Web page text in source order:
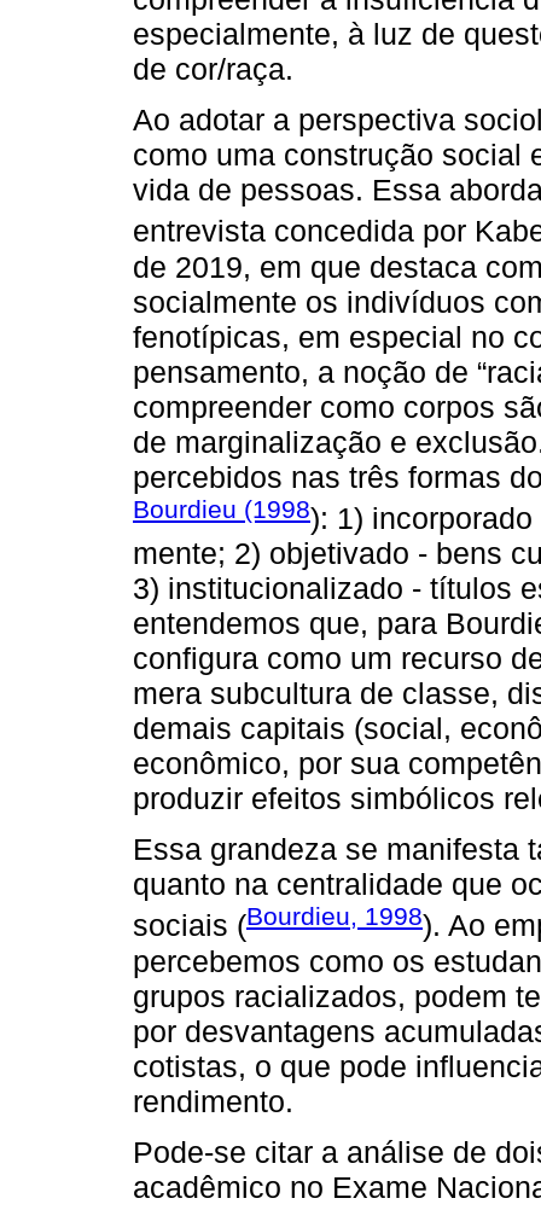
especialmente, à luz de
de cor/raça.
Ao adotar a perspectiva
como uma construção social
vida de pessoas. Essa
entrevista concedida por
de 2019, em que destaca
socialmente os indivíduos
fenotípicas, em especial no
pensamento, a noção de
compreender como corpos
de marginalização e
percebidos nas três formas
Bourdieu (1998): 1)
mente; 2) objetivado - bens
3) institucionalizado - títulos
entendemos que, para
configura como um recurso
mera subcultura de classe,
demais capitais (social,
econômico, por sua
produzir efeitos simbólicos
Essa grandeza se manifesta
quanto na centralidade que
sociais (Bourdieu, 1998). Ao
percebemos como os
grupos racializados, podem
por desvantagens
cotistas, o que pode
rendimento.
Pode-se citar a análise de
acadêmico no Exame